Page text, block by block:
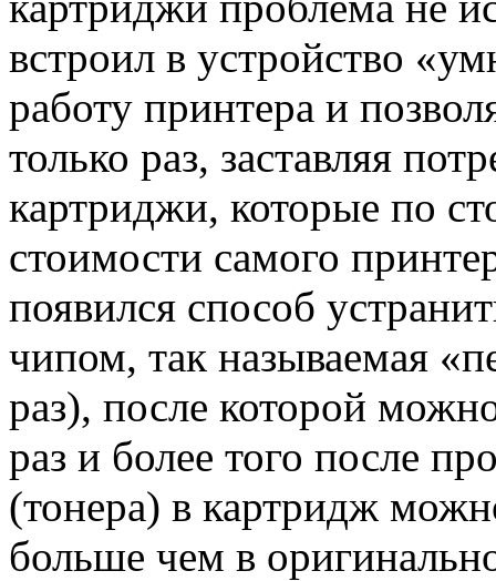
встроил в устройство
работу принтера и
только раз, заставляя
картриджи, которые по
стоимости самого
появился способ
чипом, так называемая
раз), после которой
раз и более того после
(тонера) в картридж
больше чем в